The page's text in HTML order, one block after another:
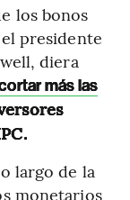
los bonos
presidente
diera
más las
largo de la
monetarios